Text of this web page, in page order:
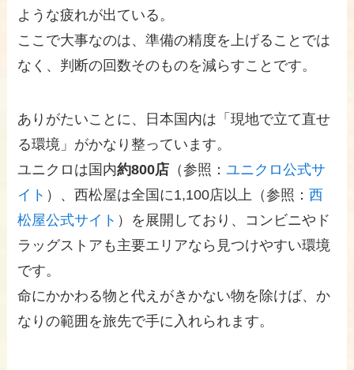
ような疲れが出ている。
ここで大事なのは、準備の精度を上げることでは
なく、判断の回数そのものを減らすことです。
ありがたいことに、日本国内は「現地で立て直せ
る環境」がかなり整っています。
ユニクロは国内約800店 （参照：ユニクロ公式サ
イト ）、西松屋は全国に1,100店以上（参照：西
松屋公式サイト ）を展開しており、コンビニやド
ラッグストアも主要エリアなら見つけやすい環境
です。
命にかかわる物と代えがきかない物を除けば、か
なりの範囲を旅先で手に入れられます。